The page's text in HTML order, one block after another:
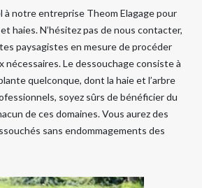
à notre entreprise Theom Elagage pour
haies. N’hésitez pas de nous contacter,
paysagistes en mesure de procéder
nécessaires. Le dessouchage consiste à
quelconque, dont la haie et l’arbre
soyez sûrs de bénéficier du
de ces domaines. Vous aurez des
sans endommagements des